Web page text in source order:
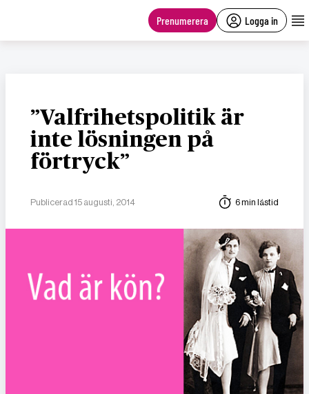
Prenumerera Logga in
”Valfrihetspolitik är
inte lösningen på
förtryck”
Publicerad 15 augusti, 2014 6 min lästid